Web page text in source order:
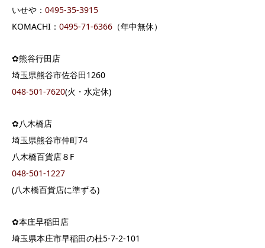
いせや： 0495-35-3915
KOMACHI： 0495-71-6366 （年中無休）
✿熊谷行田店
埼玉県熊谷市佐谷田1260
048-501-7620(火・水定休)
✿八木橋店
埼玉県熊谷市仲町74
八木橋百貨店８F
048-501-1227
(八木橋百貨店に準ずる)
✿本庄早稲田店
埼玉県本庄市早稲田の杜5-7-2-101